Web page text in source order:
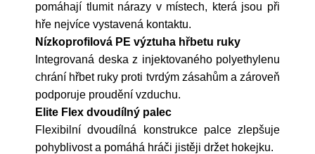
pomáhají tlumit nárazy v místech, která jsou při
hře nejvíce vystavená kontaktu.
Nízkoprofilová PE výztuha hřbetu ruky
Integrovaná deska z injektovaného polyethylenu
chrání hřbet ruky proti tvrdým zásahům a zároveň
podporuje proudění vzduchu.
Elite Flex dvoudílný palec
Flexibilní dvoudílná konstrukce palce zlepšuje
pohyblivost a pomáhá hráči jistěji držet hokejku.